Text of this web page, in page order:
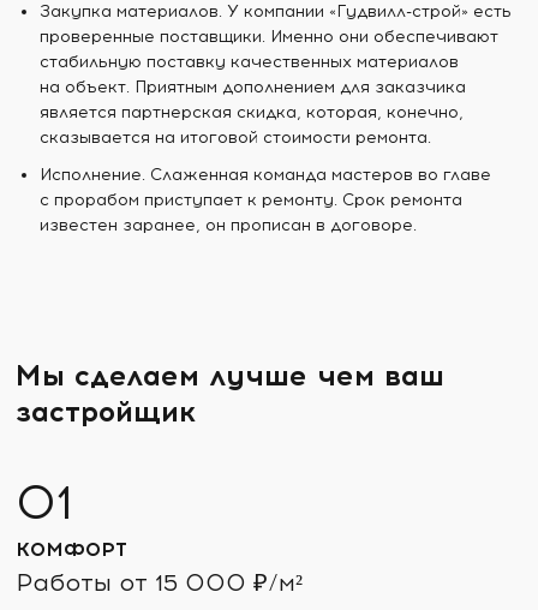
Закупка материалов. У компании «Гудвилл-строй» есть
проверенные поставщики. Именно они обеспечивают
стабильную поставку качественных материалов
на объект. Приятным дополнением для заказчика
является партнерская скидка, которая, конечно,
сказывается на итоговой стоимости ремонта.
Исполнение. Слаженная команда мастеров во главе
с прорабом приступает к ремонту. Срок ремонта
известен заранее, он прописан в договоре.
Мы сделаем лучше чем ваш
застройщик
КОМФОРТ
Работы от 15 000 ₽/м²